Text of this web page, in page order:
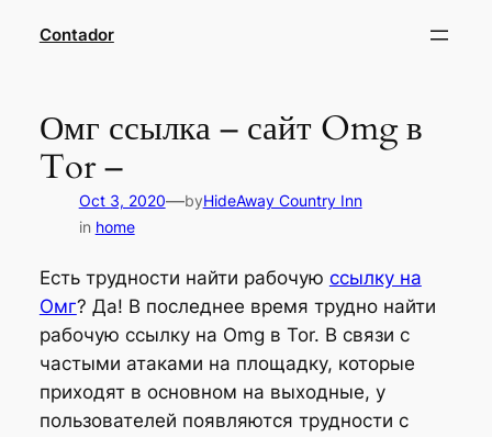
Contador
Омг ссылка – сайт Omg в
Tor –
Oct 3, 2020—byHideAway Country Inn
in home
Есть трудности найти рабочую ссылку на
Омг? Да! В последнее время трудно найти
рабочую ссылку на Omg в Tor. В связи с
частыми атаками на площадку, которые
приходят в основном на выходные, у
пользователей появляются трудности с